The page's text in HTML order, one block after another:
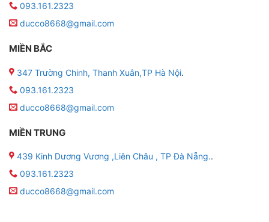
093.161.2323
ducco8668@gmail.com
MIỀN BẮC
347 Trường Chinh, Thanh Xuân,TP Hà Nội.
093.161.2323
ducco8668@gmail.com
MIỀN TRUNG
439 Kinh Dương Vương ,Liên Châu , TP Đà Nẵng..
093.161.2323
ducco8668@gmail.com